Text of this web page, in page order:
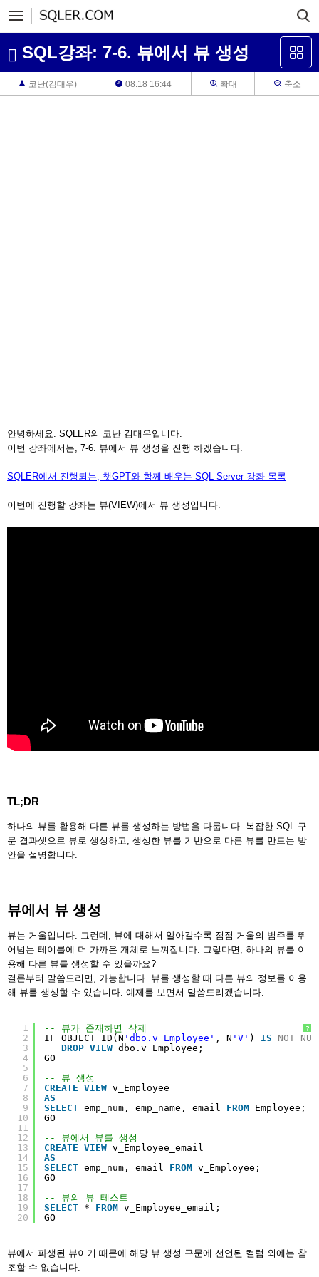
SQL강좌: 7-6. 뷰에서 뷰 생성
코난(김대우) 08.18 16:44 확대 축소
안녕하세요. SQLER의 코난 김대우입니다.
이번 강좌에서는, 7-6. 뷰에서 뷰 생성을 진행 하겠습니다.
SQLER에서 진행되는, 챗GPT와 함께 배우는 SQL Server 강좌 목록
이번에 진행할 강좌는 뷰(VIEW)에서 뷰 생성입니다.
TL;DR
하나의 뷰를 활용해 다른 뷰를 생성하는 방법을 다룹니다. 복잡한 SQL 구
문 결과셋으로 뷰로 생성하고, 생성한 뷰를 기반으로 다른 뷰를 만드는 방
안을 설명합니다.
뷰에서 뷰 생성
뷰는 거울입니다. 그런데, 뷰에 대해서 알아갈수록 점점 거울의 범주를 뛰
어넘는 테이블에 더 가까운 개체로 느껴집니다. 그렇다면, 하나의 뷰를 이
용해 다른 뷰를 생성할 수 있을까요?
결론부터 말씀드리면, 가능합니다. 뷰를 생성할 때 다른 뷰의 정보를 이용
해 뷰를 생성할 수 있습니다. 예제를 보면서 말씀드리겠습니다.
?
1
2
3
4
5
6
7
8
9
10
11
12
13
14
15
16
17
18
19
20
-- 뷰가 존재하면 삭제
IF OBJECT_ID(N 'dbo.v_Employee' , N 'V' ) IS NOT
DROP VIEW dbo.v_Employee;
GO
-- 뷰 생성
CREATE VIEW v_Employee
AS
SELECT emp_num, emp_name, email FROM Employee;
GO
-- 뷰에서 뷰를 생성
CREATE VIEW v_Employee_email
AS
SELECT emp_num, email FROM v_Employee;
GO
-- 뷰의 뷰 테스트
SELECT * FROM v_Employee_email;
GO
뷰에서 파생된 뷰이기 때문에 해당 뷰 생성 구문에 선언된 컬럼 외에는 참
조할 수 없습니다.